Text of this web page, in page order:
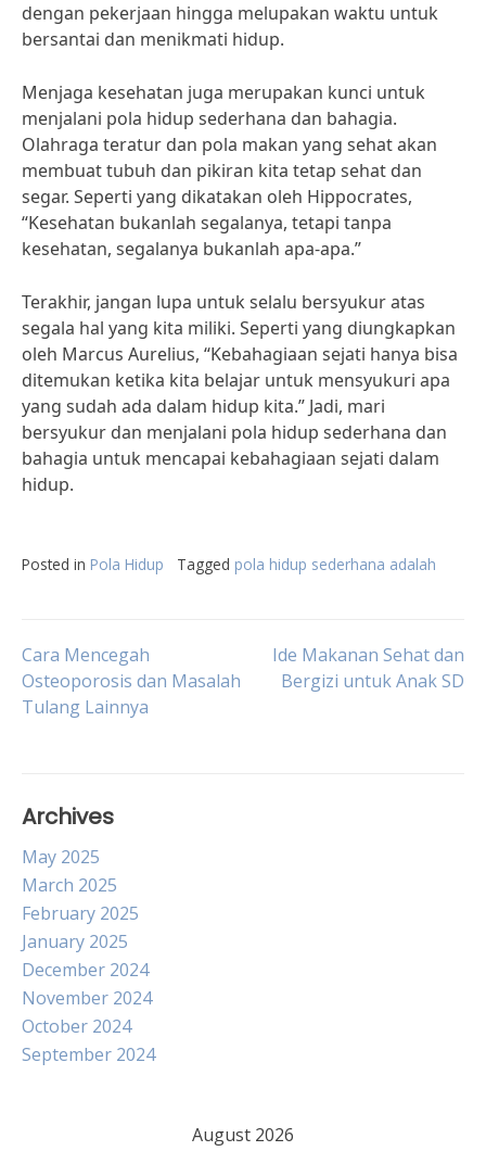
dengan pekerjaan hingga melupakan waktu untuk
bersantai dan menikmati hidup.
Menjaga kesehatan juga merupakan kunci untuk
menjalani pola hidup sederhana dan bahagia.
Olahraga teratur dan pola makan yang sehat akan
membuat tubuh dan pikiran kita tetap sehat dan
segar. Seperti yang dikatakan oleh Hippocrates,
“Kesehatan bukanlah segalanya, tetapi tanpa
kesehatan, segalanya bukanlah apa-apa.”
Terakhir, jangan lupa untuk selalu bersyukur atas
segala hal yang kita miliki. Seperti yang diungkapkan
oleh Marcus Aurelius, “Kebahagiaan sejati hanya bisa
ditemukan ketika kita belajar untuk mensyukuri apa
yang sudah ada dalam hidup kita.” Jadi, mari
bersyukur dan menjalani pola hidup sederhana dan
bahagia untuk mencapai kebahagiaan sejati dalam
hidup.
Posted in Pola Hidup Tagged pola hidup sederhana adalah
Post
navigation
Cara Mencegah
Osteoporosis dan Masalah
Tulang Lainnya
Ide Makanan Sehat dan
Bergizi untuk Anak SD
Archives
May 2025
March 2025
February 2025
January 2025
December 2024
November 2024
October 2024
September 2024
August 2026